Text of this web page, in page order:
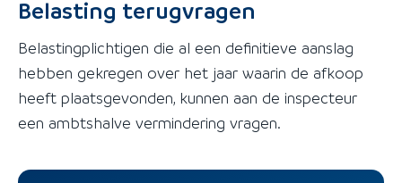
Belasting terugvragen
Belastingplichtigen die al een definitieve aanslag
hebben gekregen over het jaar waarin de afkoop
heeft plaatsgevonden, kunnen aan de inspecteur
een ambtshalve vermindering vragen.